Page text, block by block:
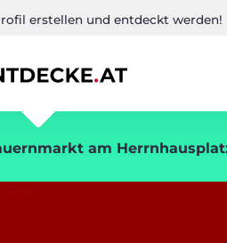
erstellen und entdeckt werden!
am